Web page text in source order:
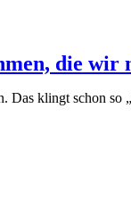
die wir
klingt schon so